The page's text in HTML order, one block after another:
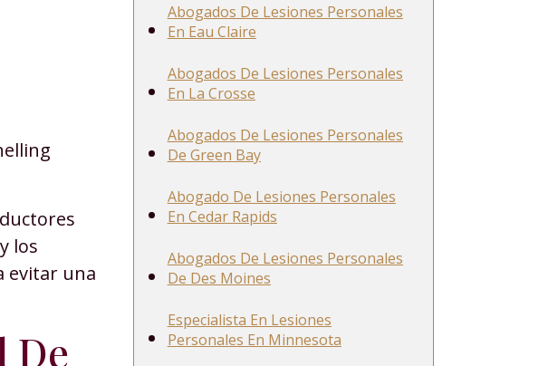
los
evitar una
De
Abogados De Lesiones Personales
En Eau Claire
Abogados De Lesiones Personales
En La Crosse
Abogados De Lesiones Personales
De Green Bay
Abogado De Lesiones Personales
En Cedar Rapids
Abogados De Lesiones Personales
De Des Moines
Especialista En Lesiones
Personales En Minnesota